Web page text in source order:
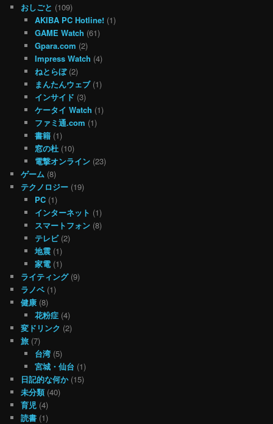
おしごと (109)
AKIBA PC Hotline!(1)
GAME Watch (61)
Gpara.com (2)
Impress Watch (4)
ねとらぼ(2)
まんたんウェブ(1)
インサイド (3)
ケータイ Watch (1)
ファミ通.com (1)
書籍(1)
窓の杜(10)
電撃オンライン(23)
ゲーム (8)
テクノロジー (19)
PC(1)
インターネット (1)
スマートフォン(8)
テレビ(2)
地震(1)
家電(1)
ライティング(9)
ラノベ (1)
健康 (8)
花粉症(4)
変ドリンク (2)
旅 (7)
台湾(5)
宮城・仙台 (1)
日記的な何か(15)
未分類(40)
育児 (4)
読書 (1)